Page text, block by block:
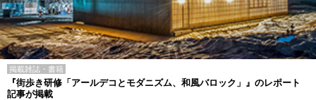
掲載雑誌・書籍
『街歩き研修「アールデコとモダニズム、和風バロック」』のレポート
記事が掲載